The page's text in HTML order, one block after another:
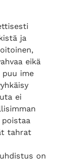
ja
eikä
ime
ei
tahrat
on